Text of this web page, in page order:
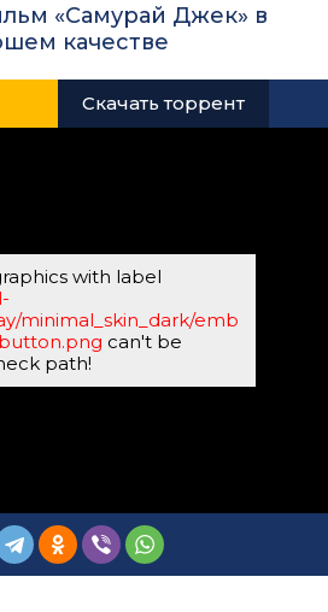
«Самурай Джек» в
качестве
Скачать торрент
with label
minimal_skin_dark/emb
can't be
path!